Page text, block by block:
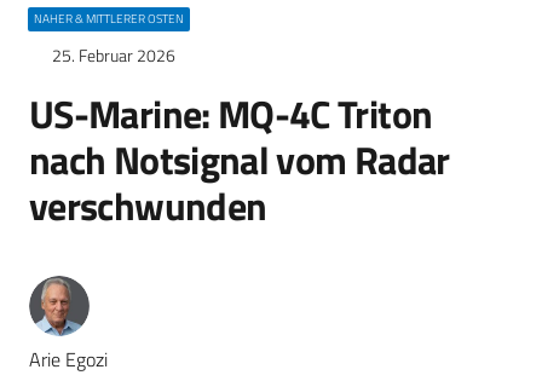
NAHER & MITTLERER OSTEN
25. Februar 2026
US-Marine: MQ-4C Triton
nach Notsignal vom Radar
verschwunden
Arie Egozi